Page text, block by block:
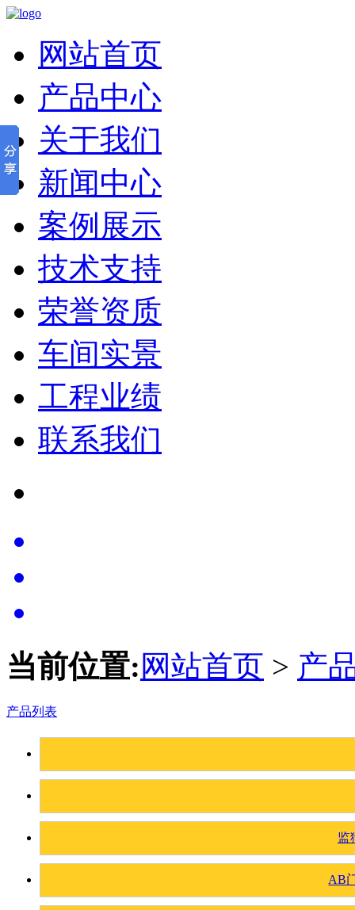
网站首页
产品中心
关于我们
新闻中心
案例展示
技术支持
荣誉资质
车间实景
工程业绩
联系我们
当前位置: 网站首页 > 产
产品列表
监
AB